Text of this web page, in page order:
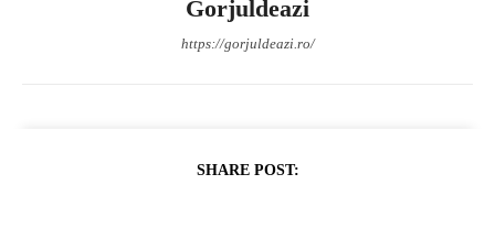
Gorjuldeazi
https://gorjuldeazi.ro/
SHARE POST: